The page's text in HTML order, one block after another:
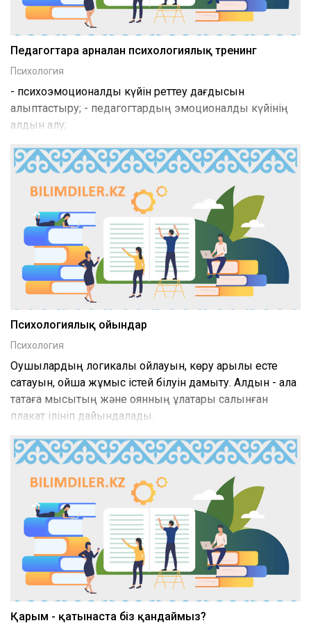
Педагогтарға арналған психологиялық тренинг
Психология
- психоэмоционалды күйін реттеу дағдысын
қалыптастыру; - педагогтардың эмоционалды күйінің
алдын алу;
Психологиялық ойындар
Психология
Оқушылардың логикалық ойлауын, көру арқылы есте
сақтауын, ойша жұмыс істей білуін дамыту. Алдын - ала
тақтаға мысықтың және қоянның құлақтары салынған
плакат ілініп дайындалады.
Қарым - қатынаста біз қандаймыз?